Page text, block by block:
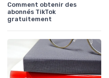
Comment obtenir des
abonnés TikTok
gratuitement